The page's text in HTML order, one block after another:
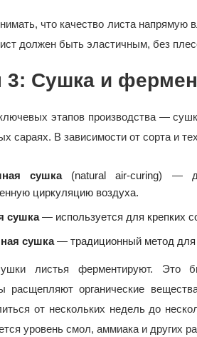
что качество листа напрямую
должен быть эластичным, без
3: Сушка и
этапов производства —
сараях. В зависимости от сорта и
сушка(natural air-curing) —
циркуляцию воздуха.
сушка— используется для крепких
сушка— традиционный метод для
листья ферментируют. Это
расщепляют органические
от нескольких недель до
уровень смол, аммиака и других